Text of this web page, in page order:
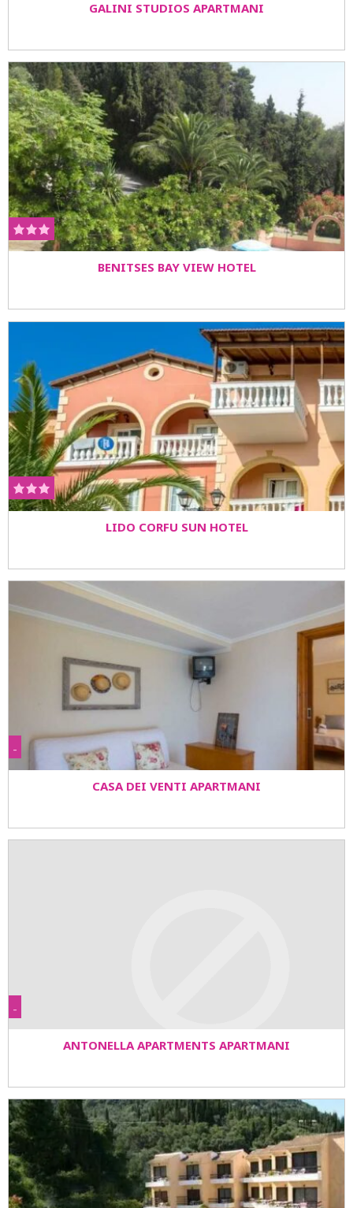
GALINI STUDIOS APARTMANI
BENITSES BAY VIEW HOTEL
LIDO CORFU SUN HOTEL
-
CASA DEI VENTI APARTMANI
-
ANTONELLA APARTMENTS APARTMANI